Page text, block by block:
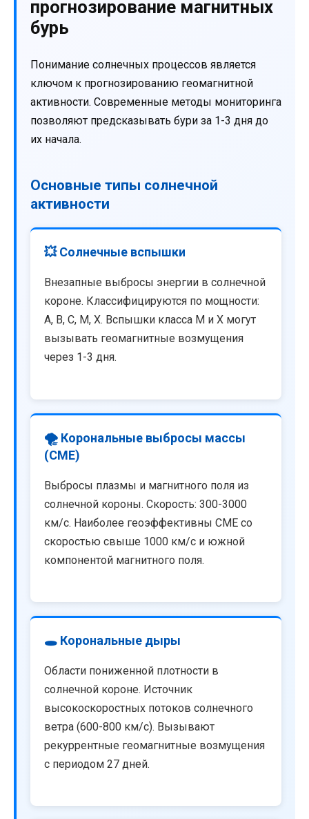
прогнозирование магнитных
бурь
Понимание солнечных процессов является
ключом к прогнозированию геомагнитной
активности. Современные методы мониторинга
позволяют предсказывать бури за 1-3 дня до
их начала.
Основные типы солнечной
активности
💥 Солнечные вспышки
Внезапные выбросы энергии в солнечной
короне. Классифицируются по мощности:
A, B, C, M, X. Вспышки класса M и X могут
вызывать геомагнитные возмущения
через 1-3 дня.
🌪️ Корональные выбросы массы
(CME)
Выбросы плазмы и магнитного поля из
солнечной короны. Скорость: 300-3000
км/с. Наиболее геоэффективны CME со
скоростью свыше 1000 км/с и южной
компонентой магнитного поля.
🕳️ Корональные дыры
Области пониженной плотности в
солнечной короне. Источник
высокоскоростных потоков солнечного
ветра (600-800 км/с). Вызывают
рекуррентные геомагнитные возмущения
с периодом 27 дней.